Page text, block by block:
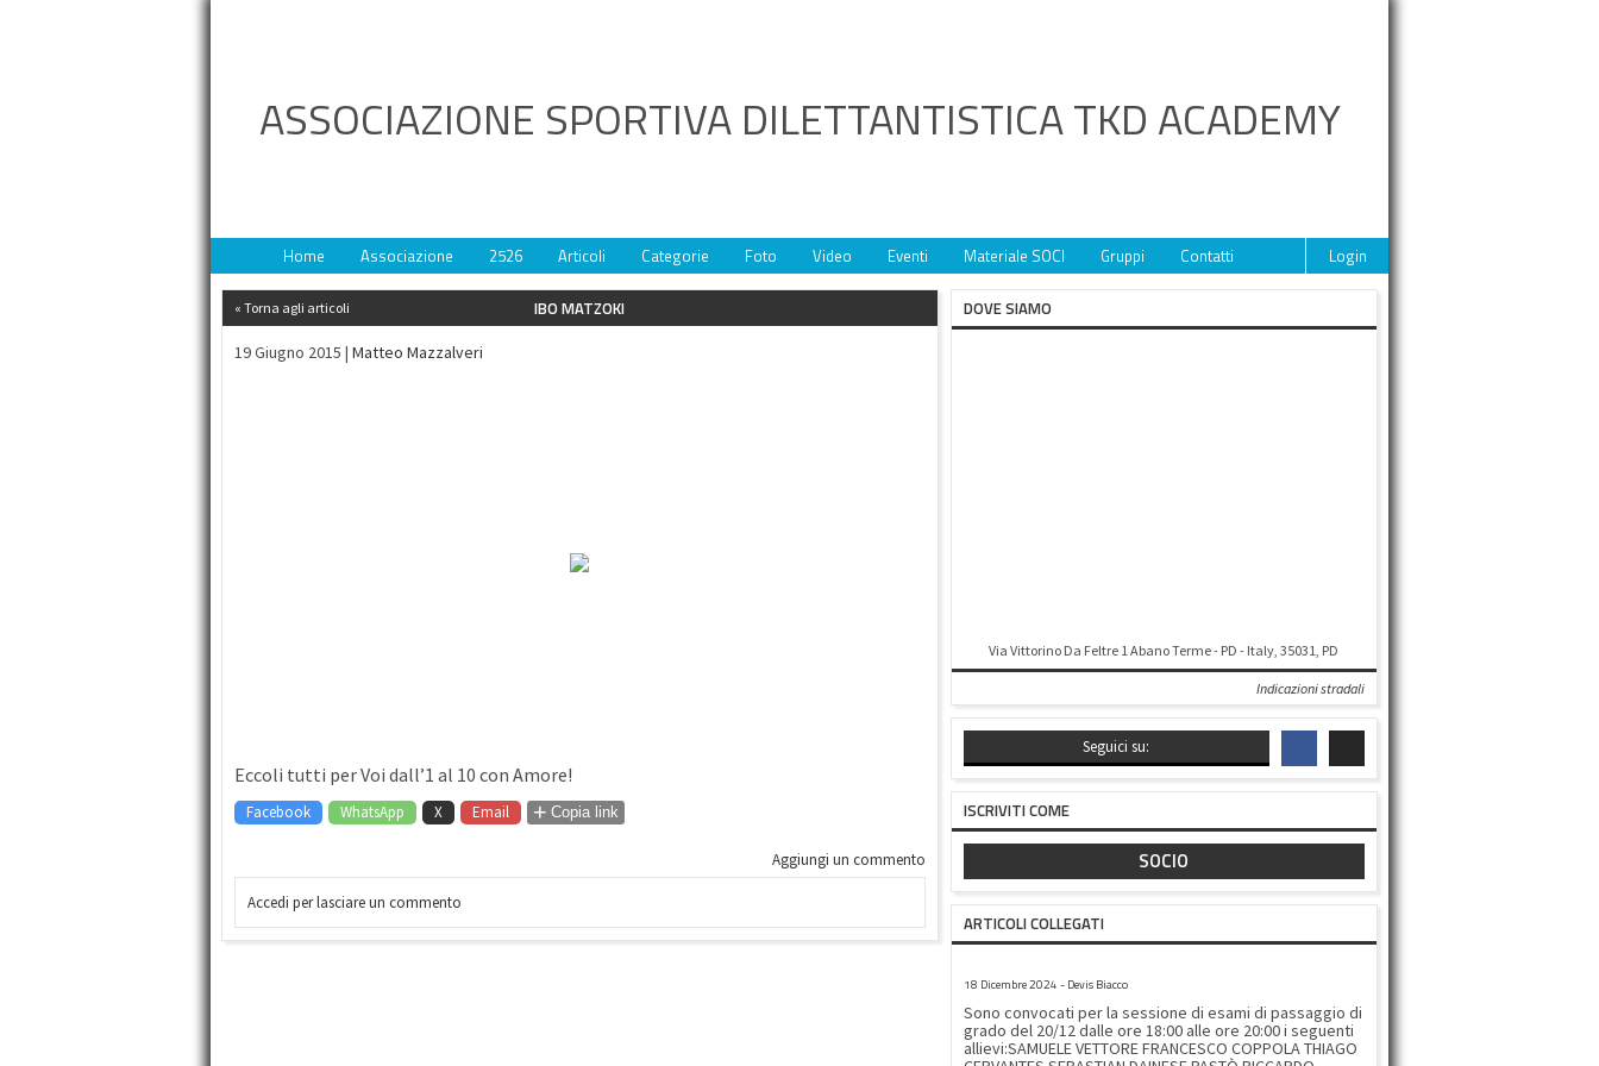
ASSOCIAZIONE SPORTIVA DILETTANTISTICA TKD ACADEMY
Home Associazione 2526 Articoli Categorie Foto Video Eventi Materiale SOCI Gruppi Contatti Login
« Torna agli articoli IBO MATZOKI
19 Giugno 2015 | Matteo Mazzalveri
Eccoli tutti per Voi dall’1 al 10 con Amore!
Facebook WhatsApp X Email + Copia link
Aggiungi un commento
Accedi per lasciare un commento
DOVE SIAMO
Via Vittorino Da Feltre 1 Abano Terme - PD - Italy, 35031, PD
Indicazioni stradali
Seguici su:
ISCRIVITI COME
SOCIO
ARTICOLI COLLEGATI
18 Dicembre 2024 - Devis Biacco
Sono convocati per la sessione di esami di passaggio di
grado del 20/12 dalle ore 18:00 alle ore 20:00 i seguenti
allievi:SAMUELE VETTORE FRANCESCO COPPOLA THIAGO